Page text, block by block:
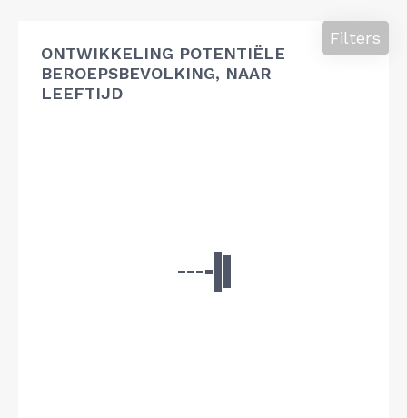
ONTWIKKELING POTENTIËLE
BEROEPSBEVOLKING, NAAR
LEEFTIJD
Filters